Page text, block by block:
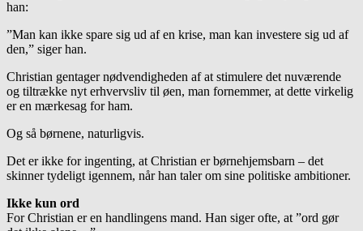
han:
”Man kan ikke spare sig ud af en krise, man kan investere sig ud af
den,” siger han.
Christian gentager nødvendigheden af at stimulere det nuværende
og tiltrække nyt erhvervsliv til øen, man fornemmer, at dette virkelig
er en mærkesag for ham.
Og så børnene, naturligvis.
Det er ikke for ingenting, at Christian er børnehjemsbarn – det
skinner tydeligt igennem, når han taler om sine politiske ambitioner.
Ikke kun ord
For Christian er en handlingens mand. Han siger ofte, at ”ord gør